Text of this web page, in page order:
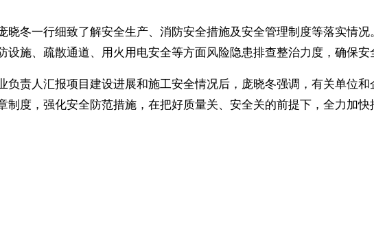
冬一行细致了解安全生产、消防安全措施及安全管理制度等落实情况
施、疏散通道、用火用电安全等方面风险隐患排查整治力度，确保安
责人汇报项目建设进展和施工安全情况后，庞晓冬强调，有关单位
度，强化安全防范措施，在把好质量关、安全关的前提下，全力加快